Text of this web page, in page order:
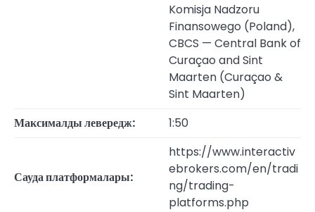
Komisja Nadzoru
Finansowego (Poland),
CBCS — Central Bank of
Curaçao and Sint
Maarten (Curaçao &
Sint Maarten)
Максималды левередж:
1:50
Сауда платформалары:
https://www.interactiv
ebrokers.com/en/tradi
ng/trading-
platforms.php